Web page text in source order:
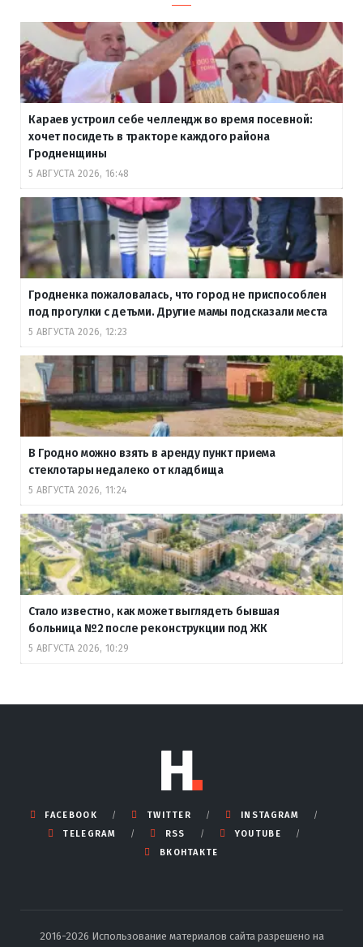
Караев устроил себе челлендж во время посевной:
хочет посидеть в тракторе каждого района
Гродненщины
5 АВГУСТА 2026, 16:48
Гродненка пожаловалась, что город не приспособлен
под прогулки с детьми. Другие мамы подсказали места
5 АВГУСТА 2026, 12:23
В Гродно можно взять в аренду пункт приема
стеклотары недалеко от кладбища
5 АВГУСТА 2026, 11:24
Стало известно, как может выглядеть бывшая
больница №2 после реконструкции под ЖК
5 АВГУСТА 2026, 10:29
FACEBOOK TWITTER
INSTAGRAM
TELEGRAM
RSS
YOUTUBE
ВКОНТАКТЕ
2016-2026 Использование материалов сайта разрешено на